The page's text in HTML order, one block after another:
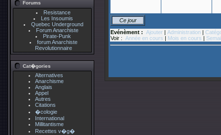
Forums
Resistance
Les Insoumis
Quebec Underground
Forum Anarchiste
Pirate-Punk
forum Anarchiste
Revolutionnaire
Cat�gories
Alternatives
Anarchisme
Anglais
Appel
Autres
Citations
�cologie
International
Millitantisme
Recettes v�g�
Ce jour
Evénèment : Ajouter | Administration |
Voir : Année en cours | Mois en cours |